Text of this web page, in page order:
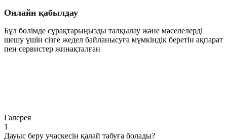
Онлайн қабылдау
Бұл бөлімде сұрақтарыңызды талқылау және мәселелерді
шешу үшін сізге жедел байланысуға мүмкіндік беретін ақпарат
пен сервистер жинақталған
Галерея
1
Дауыс беру учаскесін қалай табуға болады?